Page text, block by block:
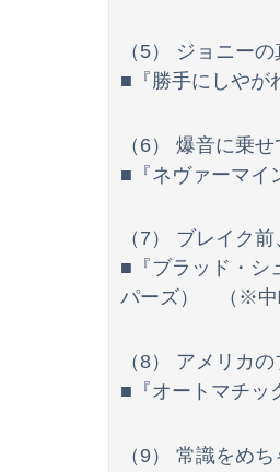
Powered by
（5） ジョニー
■『勝手にしや
（6） 爆音に乗
■『ネヴァーマ
（7） ブレイク
■『ブラッド・シ
パーズ） （※中
（8） アメリカ
■『オートマチッ
（9） 常識をめ